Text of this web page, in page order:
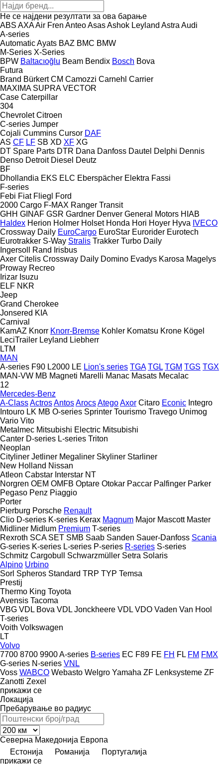
Не се најдени резултати за ова барање
ABS AXAAir Fren AnteoAsasAshok Leyland Astra Audi
A-series
AutomaticAyats BAZ BMC BMW
M-Series X-Series
BPW Baltacıoğlu Beam Bendix Bosch Bova
Futura
Brand Bürkert CM Camozzi Carnehl Carrier
MAXIMA SUPRA VECTOR
Case Caterpillar
304
Chevrolet Citroen
C-series Jumper
Cojali Cummins Cursor DAF
AS CF LF SB XD XF XG
DT Spare Parts DTR Dana Danfoss Dautel Delphi Dennis
Denso Detroit Diesel Deutz
BF
Dhollandia EKS ELC Eberspächer Elektra Fassi
F-series
Febi Fiat Fliegl
Ford
2000 Cargo F-MAX Ranger Transit
GHH GINAF GSR Gardner Denver General Motors HIAB
Haldex Herion Holmer Holset Honda Hori Hoyer Hyva IVECO
Crossway Daily EuroCargo EuroStar Eurorider Eurotech
Eurotrakker S-Way Stralis Trakker Turbo Daily
Ingersoll Rand
Irisbus
Axer Citelis Crossway Daily Domino Evadys Karosa Magelys
Proway Recreo
Irizar Isuzu
ELF NKR
Jeep
Grand Cherokee
Jonsered KIA
Carnival
KamAZ Knorr Knorr-Bremse Kohler Komatsu Krone Kögel
LeciTrailer Leyland Liebherr
LTM
MAN
A-series F90 L2000 LE Lion's series TGA TGL TGM TGS TGX
MAN-VW MB Magneti Marelli Manac Masats Mecalac
12
Mercedes-Benz
A-ClassActrosAntosArocsAtegoAxor Citaro Econic Integro
Intouro LK MB O-series Sprinter Tourismo Travego Unimog
Vario Vito
Metalmec Mitsubishi Electric Mitsubishi
Canter D-series L-series Triton
Neoplan
Cityliner Jetliner Megaliner Skyliner Starliner
New Holland Nissan
Atleon Cabstar Interstar NT
Norgren OEM OMFB Optare Otokar Paccar Palfinger Parker
Pegaso Penz Piaggio
Porter
Pierburg Porsche Renault
Clio D-series K-series Kerax Magnum Major Mascott Master
Midliner Midlum Premium T-series
Rexroth SCA SET SMB Saab Sanden Sauer-Danfoss Scania
G-series K-series L-series P-series R-series S-series
Schmitz Cargobull
Schwarzmüller Setra Solaris
Alpino Urbino
Sorl Spheros Standard TRP TYP Temsa
Prestij
Thermo King Toyota
Avensis Tacoma
VBG VDL Bova VDL Jonckheere VDL VDO Vaden Van Hool
T-series
Voith Volkswagen
LT
Volvo
7700 8700 9900A-series B-series EC F89 FE FH FL FM FMX
G-series N-series VNL
Voss WABCO Webasto Welgro Yamaha ZF Lenksysteme ZF
Zanotti Zexel
прикажи се
Локација
Пребарување во радиус
Северна Македонија Европа
Естонија
Романија
Португалија
прикажи се